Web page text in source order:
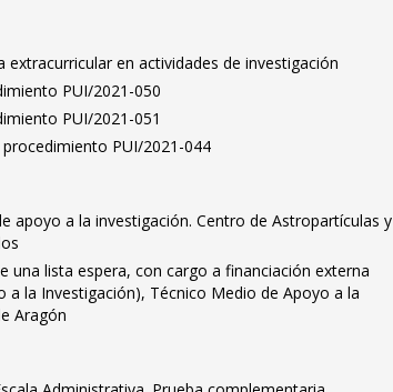
en actividades de investigación
PUI/2021-050
PUI/2021-051
PUI/2021-044
apoyo a la investigación. Centro de Astropartículas y
una lista espera, con cargo a financiación externa
a la Investigación), Técnico Medio de Apoyo a la
Aragón